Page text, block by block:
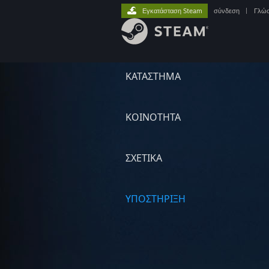
ΚΑΤΑΣΤΗΜΑ
ΚΟΙΝΟΤΗΤΑ
ΣΧΕΤΙΚΆ
ΥΠΟΣΤΗΡΙΞΗ
Εγκατάσταση Steam σύνδεση